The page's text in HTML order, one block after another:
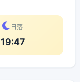
日落
19:47